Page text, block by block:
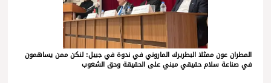
المطران عون ممثلا البطريرك الماروني في ندوة في جبيل: لنكن ممن يساهمون
في صناعة سلام حقيقي مبني على الحقيقة وحق الشعوب